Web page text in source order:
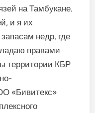
на Тамбукане.
и я их
недр, где
правами
территории КБР
«Бивитекс»